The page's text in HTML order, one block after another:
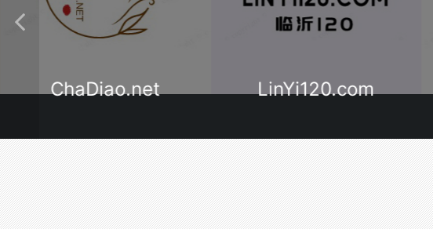
ChaDiao.net LinYi120.com